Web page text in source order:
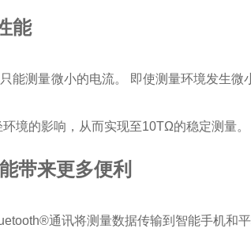
能
能测量微小的电流。 即使测量环境发生
境的影响，从而实现至10TΩ的稳定测量。
带来更多便利
通讯将测量数据传输到智能手机和平